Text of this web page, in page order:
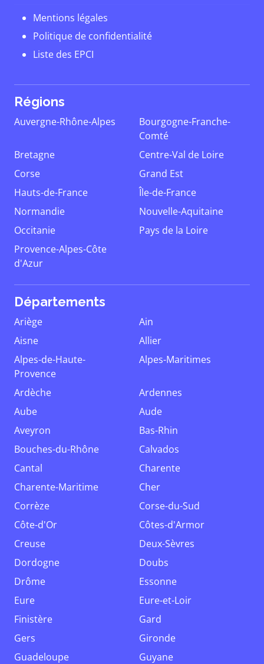
Mentions légales
Politique de confidentialité
Liste des EPCI
Régions
Auvergne-Rhône-Alpes
Bourgogne-Franche-
Comté
Bretagne
Centre-Val de Loire
Corse
Grand Est
Hauts-de-France
Île-de-France
Normandie
Nouvelle-Aquitaine
Occitanie
Pays de la Loire
Provence-Alpes-Côte
d'Azur
Départements
Ariège
Ain
Aisne
Allier
Alpes-de-Haute-
Provence
Alpes-Maritimes
Ardèche
Ardennes
Aube
Aude
Aveyron
Bas-Rhin
Bouches-du-Rhône
Calvados
Cantal
Charente
Charente-Maritime
Cher
Corrèze
Corse-du-Sud
Côte-d'Or
Côtes-d'Armor
Creuse
Deux-Sèvres
Dordogne
Doubs
Drôme
Essonne
Eure
Eure-et-Loir
Finistère
Gard
Gers
Gironde
Guadeloupe
Guyane